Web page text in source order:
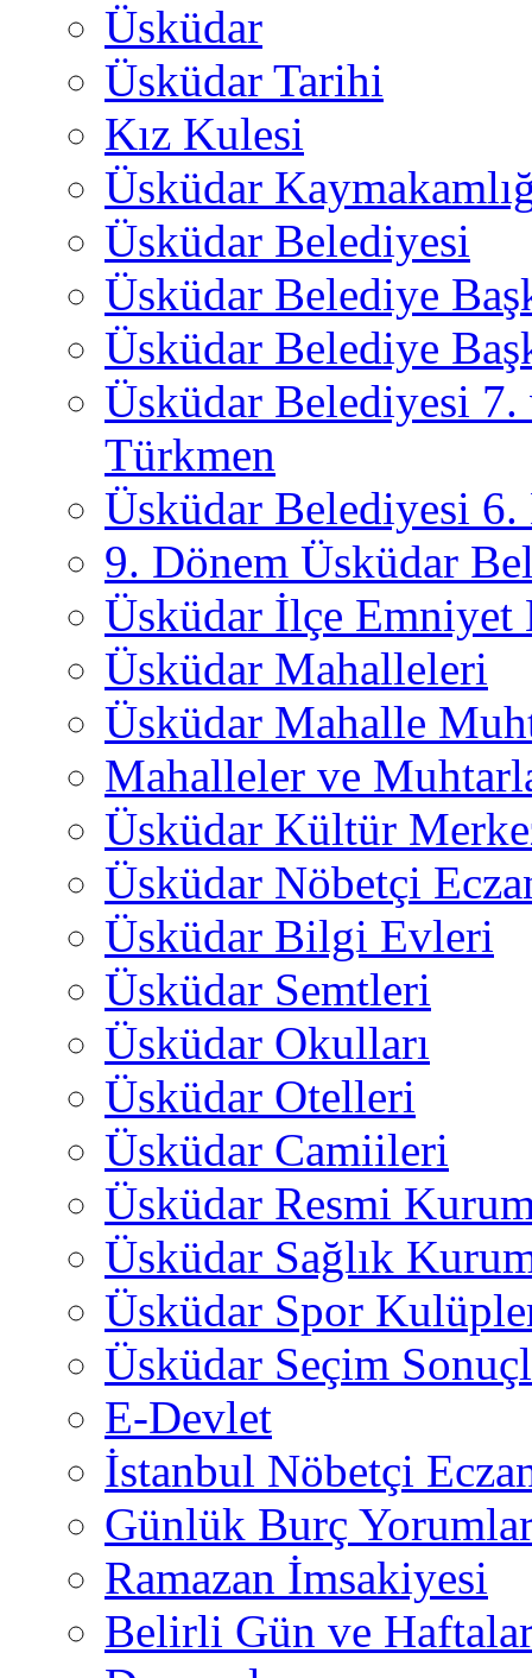
Üsküdar
Üsküdar Tarihi
Kız Kulesi
Üsküdar
Üsküdar Belediyesi
Üsküdar Belediye
Üsküdar Belediye
Üsküdar Belediyesi
Türkmen
Üsküdar Belediyesi 6.
9. Dönem Üsküdar
Üsküdar İlçe
Üsküdar Mahalleleri
Üsküdar Mahalle
Mahalleler ve
Üsküdar Kültür
Üsküdar Nöbetçi
Üsküdar Bilgi Evleri
Üsküdar Semtleri
Üsküdar Okulları
Üsküdar Otelleri
Üsküdar Camiileri
Üsküdar Resmi
Üsküdar Sağlık
Üsküdar Spor
Üsküdar Seçim
E-Devlet
İstanbul Nöbetçi
Günlük Burç
Ramazan İmsakiyesi
Belirli Gün ve